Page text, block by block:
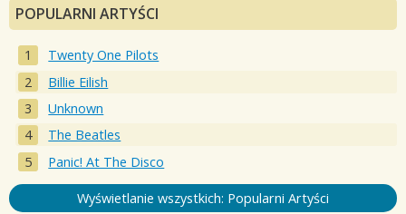
POPULARNI ARTYŚCI
Twenty One Pilots
Billie Eilish
Unknown
The Beatles
Panic! At The Disco
Wyświetlanie wszystkich: Popularni Artyści